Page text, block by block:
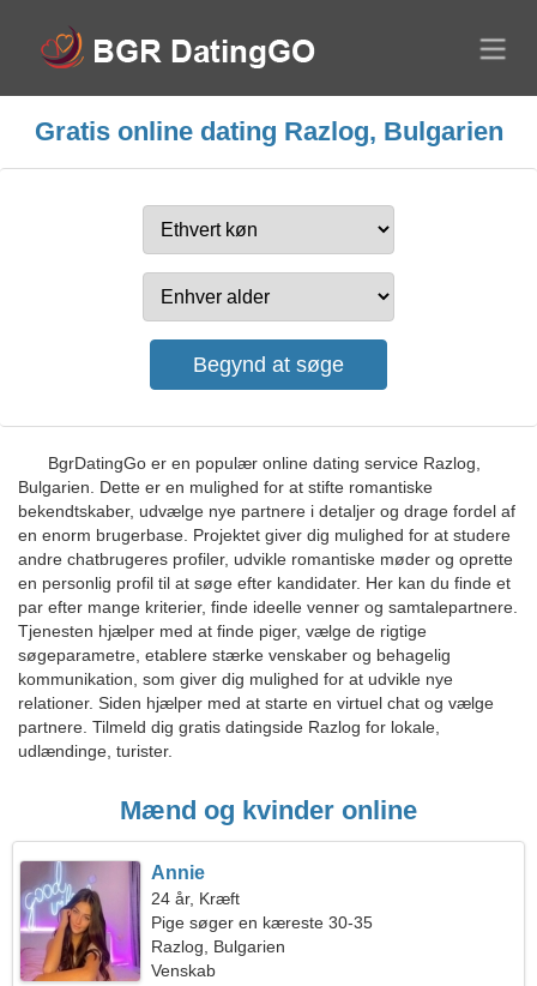
Gratis online dating Razlog, Bulgarien
BgrDatingGo er en populær online dating service Razlog,
Bulgarien. Dette er en mulighed for at stifte romantiske
bekendtskaber, udvælge nye partnere i detaljer og drage fordel af
en enorm brugerbase. Projektet giver dig mulighed for at studere
andre chatbrugeres profiler, udvikle romantiske møder og oprette
en personlig profil til at søge efter kandidater. Her kan du finde et
par efter mange kriterier, finde ideelle venner og samtalepartnere.
Tjenesten hjælper med at finde piger, vælge de rigtige
søgeparametre, etablere stærke venskaber og behagelig
kommunikation, som giver dig mulighed for at udvikle nye
relationer. Siden hjælper med at starte en virtuel chat og vælge
partnere. Tilmeld dig gratis datingside Razlog for lokale,
udlændinge, turister.
Mænd og kvinder online
Annie
24 år, Kræft
Pige søger en kæreste 30-35
Razlog, Bulgarien
Venskab